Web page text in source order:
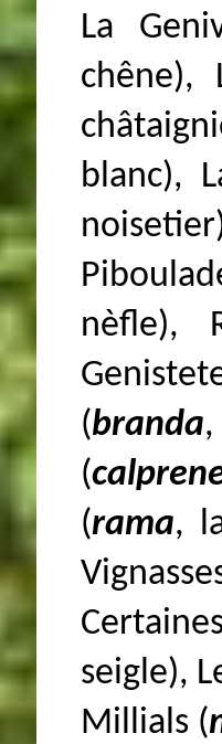
La
chêne),
blanc),
nèfle),
(branda,
(
(rama,
seigle),
Millials (